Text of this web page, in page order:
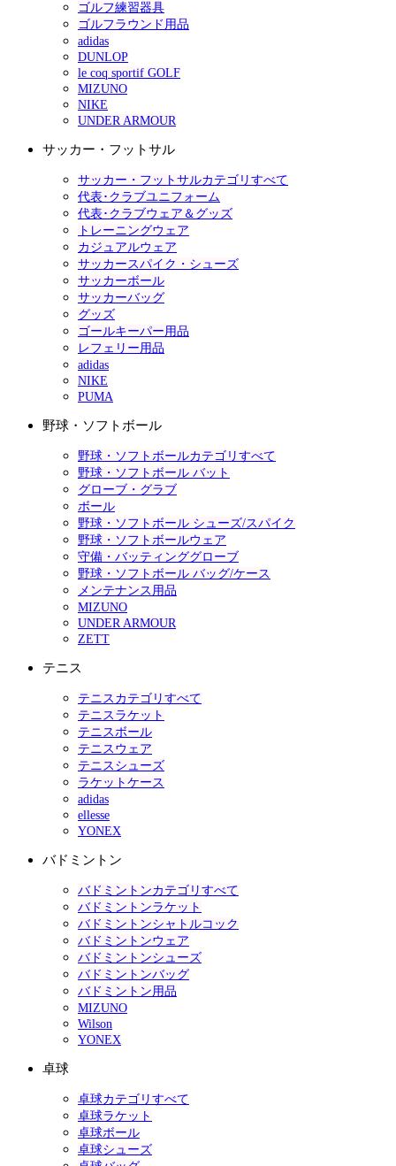
ゴルフ練習器具
ゴルフラウンド用品
adidas
DUNLOP
le coq sportif GOLF
MIZUNO
NIKE
UNDER ARMOUR
サッカー・フットサル
サッカー・フットサルカテゴリすべて
代表･クラブユニフォーム
代表･クラブウェア＆グッズ
トレーニングウェア
カジュアルウェア
サッカースパイク・シューズ
サッカーボール
サッカーバッグ
グッズ
ゴールキーパー用品
レフェリー用品
adidas
NIKE
PUMA
野球・ソフトボール
野球・ソフトボールカテゴリすべて
野球・ソフトボール バット
グローブ・グラブ
ボール
野球・ソフトボール シューズ/スパイク
野球・ソフトボールウェア
守備・バッティンググローブ
野球・ソフトボール バッグ/ケース
メンテナンス用品
MIZUNO
UNDER ARMOUR
ZETT
テニス
テニスカテゴリすべて
テニスラケット
テニスボール
テニスウェア
テニスシューズ
ラケットケース
adidas
ellesse
YONEX
バドミントン
バドミントンカテゴリすべて
バドミントンラケット
バドミントンシャトルコック
バドミントンウェア
バドミントンシューズ
バドミントンバッグ
バドミントン用品
MIZUNO
Wilson
YONEX
卓球
卓球カテゴリすべて
卓球ラケット
卓球ボール
卓球シューズ